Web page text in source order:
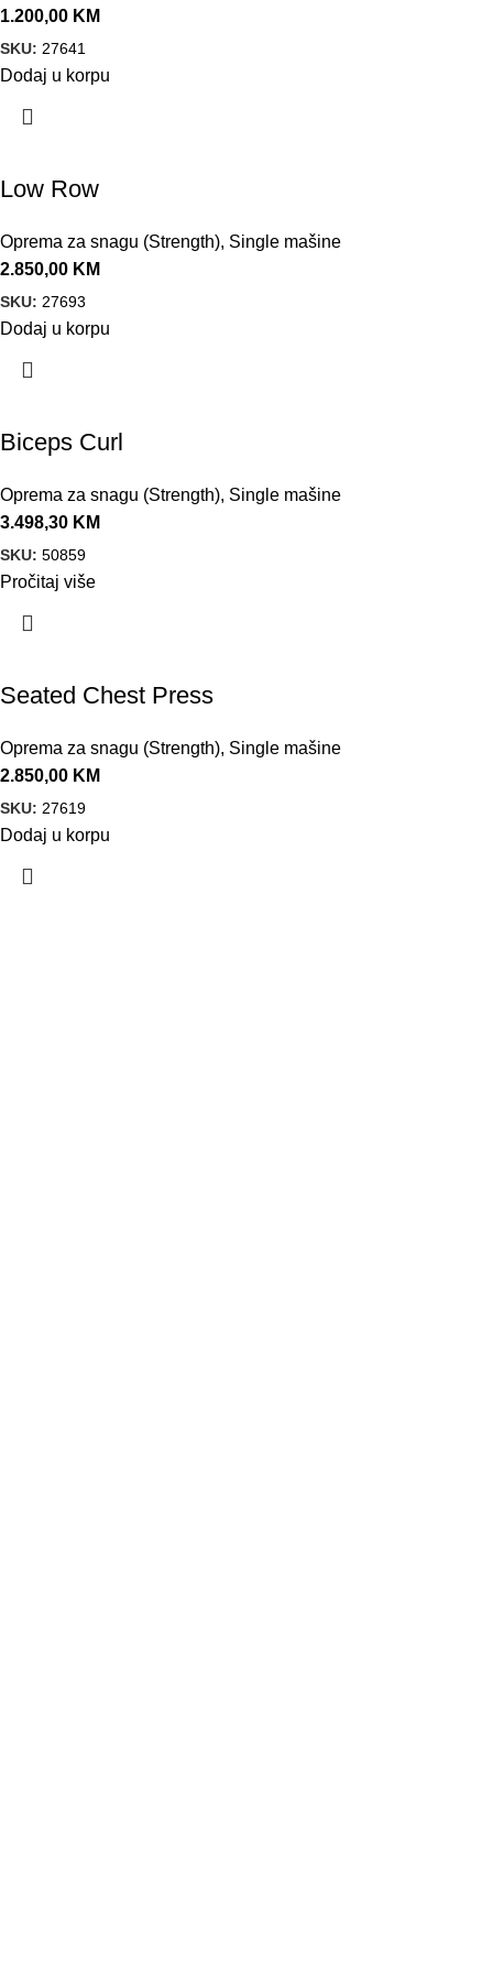
1.200,00 KM
SKU: 27641
Dodaj u korpu
Low Row
Oprema za snagu (Strength), Single mašine
2.850,00 KM
SKU: 27693
Dodaj u korpu
Biceps Curl
Oprema za snagu (Strength), Single mašine
3.498,30 KM
SKU: 50859
Pročitaj više
Seated Chest Press
Oprema za snagu (Strength), Single mašine
2.850,00 KM
SKU: 27619
Dodaj u korpu